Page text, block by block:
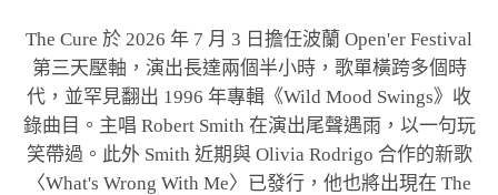
The Cure 於 2026 年 7 月 3 日擔任波蘭 Open'er Festival
第三天壓軸，演出長達兩個半小時，歌單橫跨多個時
代，並罕見翻出 1996 年專輯《Wild Mood Swings》收
錄曲目。主唱 Robert Smith 在演出尾聲遇雨，以一句玩
笑帶過。此外 Smith 近期與 Olivia Rodrigo 合作的新歌
〈What's Wrong With Me〉已發行，他也將出現在 The